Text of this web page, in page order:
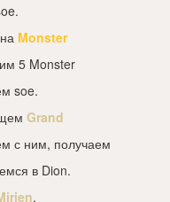
Monster
5 Monster
soe.
Grand
с ним, получаем
в Dion.
,